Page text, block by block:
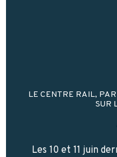
LE CENTRE RAIL,
SUR
Les 10 et 11 juin